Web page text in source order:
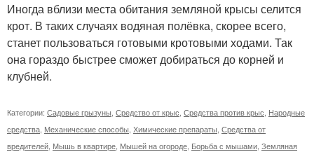
Иногда вблизи места обитания земляной крысы селится
крот. В таких случаях водяная полёвка, скорее всего,
станет пользоваться готовыми кротовыми ходами. Так
она гораздо быстрее сможет добираться до корней и
клубней.
Категории: Садовые грызуны Средство от крыс Средства против крыс Народные
средства Механические способы Химические препараты Средства от
вредителей Мышь в квартире Мышей на огороде Борьба с мышами Земляная